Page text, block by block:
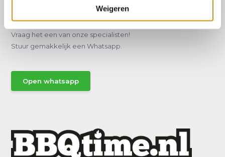
Weigeren
Hulp of advies nodig?
Vraag het een van onze specialisten!
Stuur gemakkelijk een Whatsapp.
Open whatsapp